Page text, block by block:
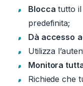
Blocca tutto il
predefinita;
Dà accesso
Utilizza
Monitora
Richiede che